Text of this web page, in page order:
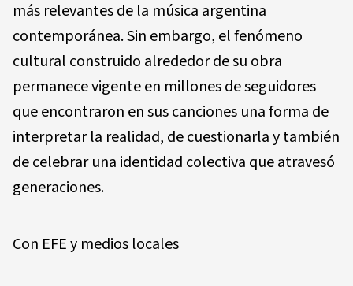
más relevantes de la música argentina
contemporánea. Sin embargo, el fenómeno
cultural construido alrededor de su obra
permanece vigente en millones de seguidores
que encontraron en sus canciones una forma de
interpretar la realidad, de cuestionarla y también
de celebrar una identidad colectiva que atravesó
generaciones.
Con EFE y medios locales